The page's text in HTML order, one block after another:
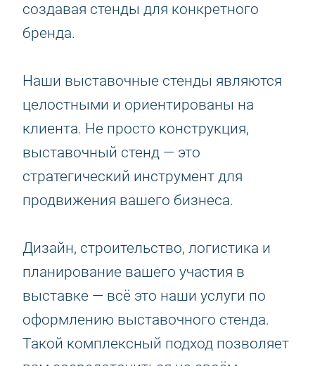
создавая стенды для конкретного
бренда.
Наши выставочные стенды являются
целостными и ориентированы на
клиента. Не просто конструкция,
выставочный стенд — это
стратегический инструмент для
продвижения вашего бизнеса.
Дизайн, строительство, логистика и
планирование вашего участия в
выставке — всё это наши услуги по
оформлению выставочного стенда.
Такой комплексный подход позволяет